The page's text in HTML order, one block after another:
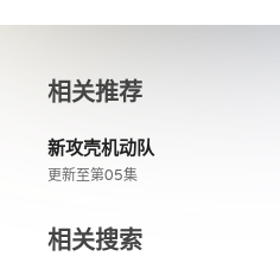
相关推荐
新攻壳机动队
更新至第05集
相关搜索